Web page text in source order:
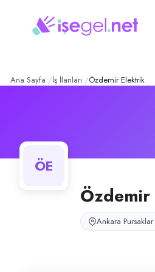
Elektrik
Özdemir Elektrik, Pursaklar, Ankara
pozisyonlar
Elektrik Ustası
Ana Sayfa İş İlanları Özdemir Elektrik
ÖE
Ankara